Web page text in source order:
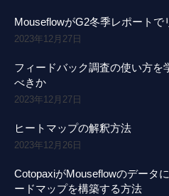
MouseflowがG2冬季レポートで
2023年12月27日
フィードバック調査の使い方を
べきか
2023年12月27日
ヒートマップの解釈方法
2023年12月26日
CotopaxiがMouseflowのデータ
ードマップを構築する方法